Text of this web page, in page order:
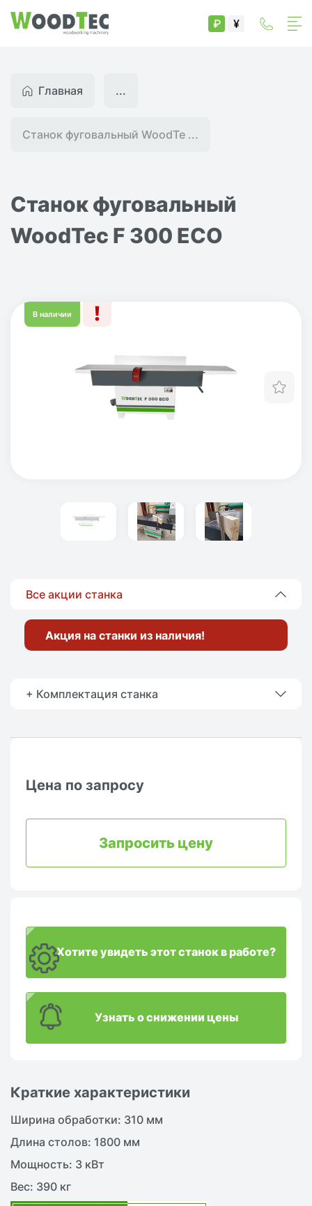
₽ ¥
Главная
Станок фуговальный WoodTe ...
...
Станок фуговальный
WoodTec F 300 ECO
В наличии
Краткие характеристики
Ширина обработки: 310 мм
Длина столов: 1800 мм
Мощность: 3 кВт
Вес: 390 кг
Все акции станка
Акция на станки из наличия!
+ Комплектация станка
Цена по запросу
Запросить цену
Хотите увидеть этот станок в работе?
Узнать о снижении цены